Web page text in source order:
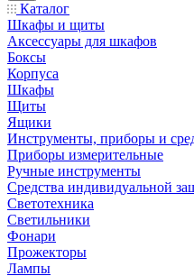
Каталог
Шкафы и щиты
Аксессуары для шкафов
Боксы
Корпуса
Шкафы
Щиты
Ящики
Инструменты, приборы и
Приборы измерительные
Ручные инструменты
Средства индивидуальной
Светотехника
Светильники
Фонари
Прожекторы
Лампы